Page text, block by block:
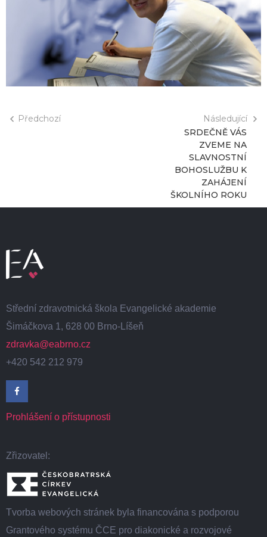
Předchozí
Následující
SRDEČNĚ VÁS
ZVEME NA
SLAVNOSTNÍ
BOHOSLUŽBU K
ZAHÁJENÍ
ŠKOLNÍHO ROKU
Střední zdravotnická škola Evangelické akademie
Šimáčkova 1, 628 00 Brno-Líšeň
zdravka@eabrno.cz
+420 542 212 979
Prohlášení o přístupnosti
Zřizovatel:
Tvorba webových stránek byla financována s podporou
Grantového systému ČCE pro diakonické a rozvojové